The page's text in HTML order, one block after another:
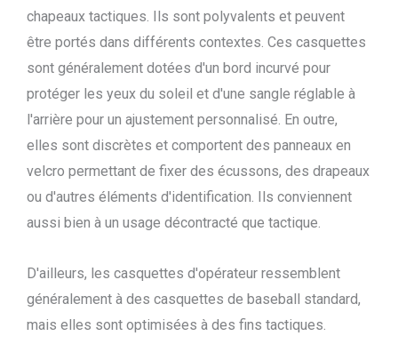
chapeaux tactiques. Ils sont polyvalents et peuvent
être portés dans différents contextes. Ces casquettes
sont généralement dotées d'un bord incurvé pour
protéger les yeux du soleil et d'une sangle réglable à
l'arrière pour un ajustement personnalisé. En outre,
elles sont discrètes et comportent des panneaux en
velcro permettant de fixer des écussons, des drapeaux
ou d'autres éléments d'identification. Ils conviennent
aussi bien à un usage décontracté que tactique.
D'ailleurs, les casquettes d'opérateur ressemblent
généralement à des casquettes de baseball standard,
mais elles sont optimisées à des fins tactiques.